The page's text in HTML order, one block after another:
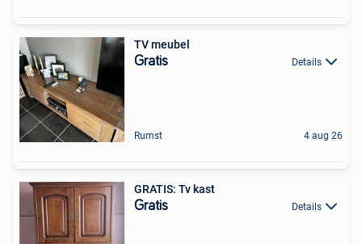
TV meubel
Gratis Details
Rumst 4 aug 26
GRATIS: Tv kast
Gratis Details